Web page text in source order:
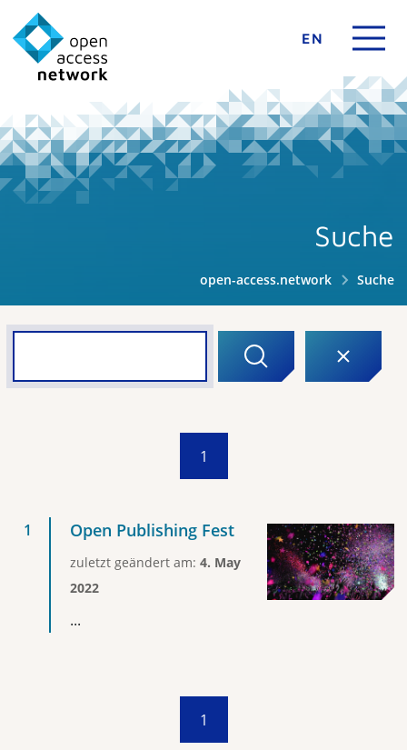
EN
Suche
open-access.network Suche
1
Open Publishing Fest
zuletzt geändert am: 4. May
2022
...
1